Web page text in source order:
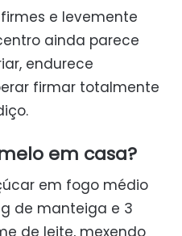
e levemente
ainda parece
endurece
firmar totalmente
em casa?
em fogo médio
de manteiga e 3